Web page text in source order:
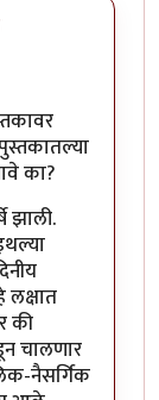
का?
झाली.
की
चालणार
नैसर्गिक